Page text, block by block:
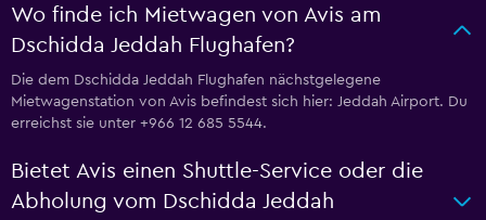
Wo finde ich Mietwagen von Avis am
Dschidda Jeddah Flughafen?
Die dem Dschidda Jeddah Flughafen nächstgelegene
Mietwagenstation von Avis befindest sich hier: Jeddah Airport. Du
erreichst sie unter +966 12 685 5544.
Bietet Avis einen Shuttle-Service oder die
Abholung vom Dschidda Jeddah